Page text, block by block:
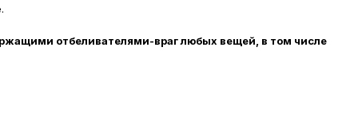
отбеливателями-враг любых вещей, в том числе